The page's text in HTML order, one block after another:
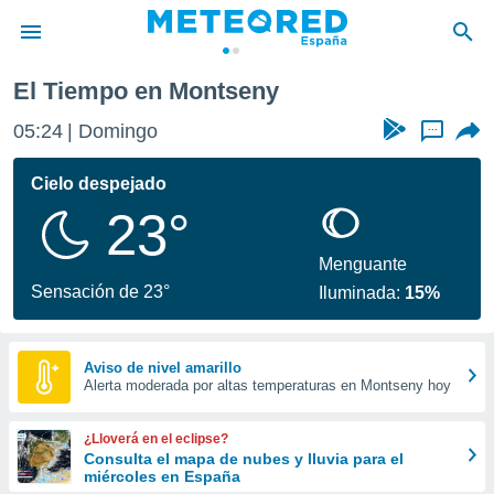
de
por
se
calidad.
a este
las
y
forma
digital
basada
El Tiempo en Montseny
05:24 Domingo ...
Cielo despejado
23°
Sensación de 23°
Menguante
Iluminada: 15%
Aviso de nivel amarillo
Alerta moderada por altas temperaturas en Montseny hoy
¿Lloverá en el eclipse?
Consulta el mapa de nubes y lluvia para el
miércoles en España